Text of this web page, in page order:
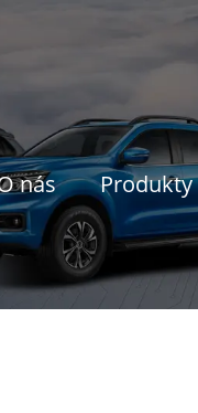
nás Produkty